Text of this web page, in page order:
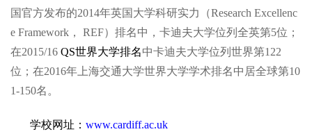
国官方发布的2014年英国大学科研实力（Research Excellenc
e Framework， REF）排名中，卡迪夫大学位列全英第5位；
在2015/16 QS世界大学排名中卡迪夫大学位列世界第122
位；在2016年上海交通大学世界大学学术排名中居全球第10
1-150名。
学校网址： www.cardiff.ac.uk